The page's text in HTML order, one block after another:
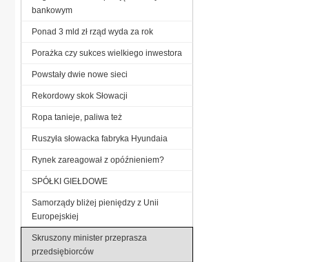
bankowym
Ponad 3 mld zł rząd wyda za rok
Porażka czy sukces wielkiego inwestora
Powstały dwie nowe sieci
Rekordowy skok Słowacji
Ropa tanieje, paliwa też
Ruszyła słowacka fabryka Hyundaia
Rynek zareagował z opóźnieniem?
SPÓŁKI GIEŁDOWE
Samorządy bliżej pieniędzy z Unii
Europejskiej
Skruszony minister przeprasza
przedsiębiorców